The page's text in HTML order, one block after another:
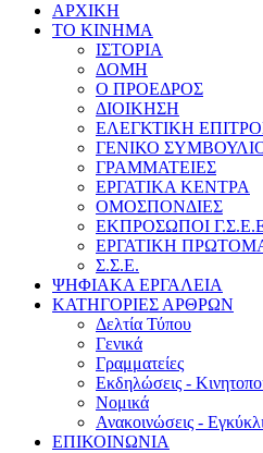
ΑΡΧΙΚΗ
ΤΟ ΚΙΝΗΜΑ
ΙΣΤΟΡΙΑ
ΔΟΜΗ
Ο ΠΡΟΕΔΡΟΣ
ΔΙΟΙΚΗΣΗ
ΕΛΕΓΚΤΙΚΗ
ΓΕΝΙΚΟ
ΓΡΑΜΜΑΤΕΙΕΣ
ΕΡΓΑΤΙΚΑ ΚΕΝΤΡΑ
ΟΜΟΣΠΟΝΔΙΕΣ
ΕΚΠΡΟΣΩΠΟΙ
ΕΡΓΑΤΙΚΗ
Σ.Σ.Ε.
ΨΗΦΙΑΚΑ ΕΡΓΑΛΕΙΑ
ΚΑΤΗΓΟΡΙΕΣ ΑΡΘΡΩΝ
Δελτία Τύπου
Γενικά
Γραμματείες
Εκδηλώσεις -
Νομικά
Ανακοινώσεις -
ΕΠΙΚΟΙΝΩΝΙΑ